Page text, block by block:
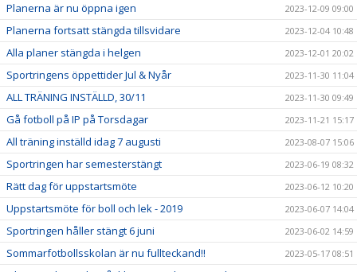
Planerna är nu öppna igen 2023-12-09 09:00
Planerna fortsatt stängda tillsvidare 2023-12-04 10:48
Alla planer stängda i helgen 2023-12-01 20:02
Sportringens öppettider Jul & Nyår 2023-11-30 11:04
ALL TRÄNING INSTÄLLD, 30/11 2023-11-30 09:49
Gå fotboll på IP på Torsdagar 2023-11-21 15:17
All träning inställd idag 7 augusti 2023-08-07 15:06
Sportringen har semesterstängt 2023-06-19 08:32
Rätt dag för uppstartsmöte 2023-06-12 10:20
Uppstartsmöte för boll och lek - 2019 2023-06-07 14:04
Sportringen håller stängt 6 juni 2023-06-02 14:59
Sommarfotbollsskolan är nu fullteckand!! 2023-05-17 08:51